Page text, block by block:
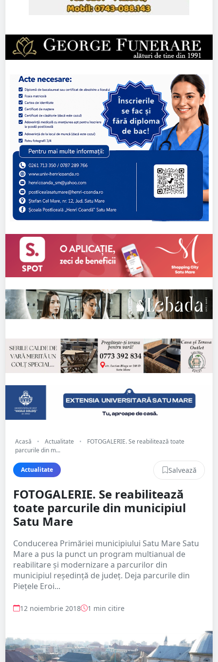
Acasă • Actualitate •
FOTOGALERIE. Se reabilitează toate
parcurile din m...
Actualitate Salvează
FOTOGALERIE. Se reabilitează
toate parcurile din municipiul
Satu Mare
Conducerea Primăriei municipiului Satu Mare Satu
Mare a pus la punct un program multianual de
reabilitare și modernizare a parcurilor din
municipiul reședință de județ. Deja parcurile din
Piețele Eroi...
12 noiembrie 2018 1 min citire